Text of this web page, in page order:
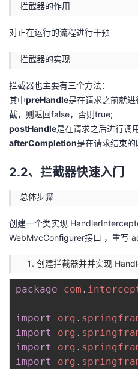
拦截器的作用
对正在运行的流程进行干预
拦截器的实现
拦截器也主要有三个方法：
其中preHandle是在请求之前就
截，则返回false，否则true;
postHandle是在请求之后进行调
afterCompletion是在请求结束的
2.2、拦截器快速入门
总体步骤
创建一个类实现
WebMvcConﬁgurer接口 ，重写
创建拦截器并并实现
package com .
import org .
import
org .
import
org .
import
org .